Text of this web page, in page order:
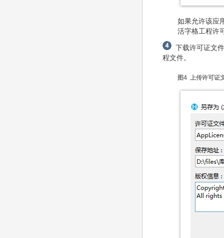
如果允许该应
活字格工程许
下载许可证文
程文件。
图4 上传许可证